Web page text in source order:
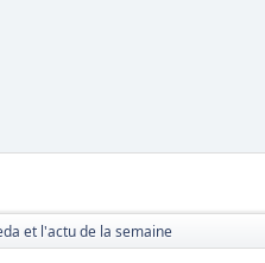
et l'actu de la semaine